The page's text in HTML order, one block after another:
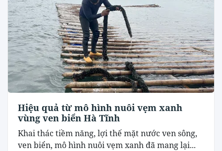
Hiệu quả từ mô hình nuôi vẹm xanh
vùng ven biển Hà Tĩnh
Khai thác tiềm năng, lợi thế mặt nước ven sông,
ven biển, mô hình nuôi vẹm xanh đã mang lại...